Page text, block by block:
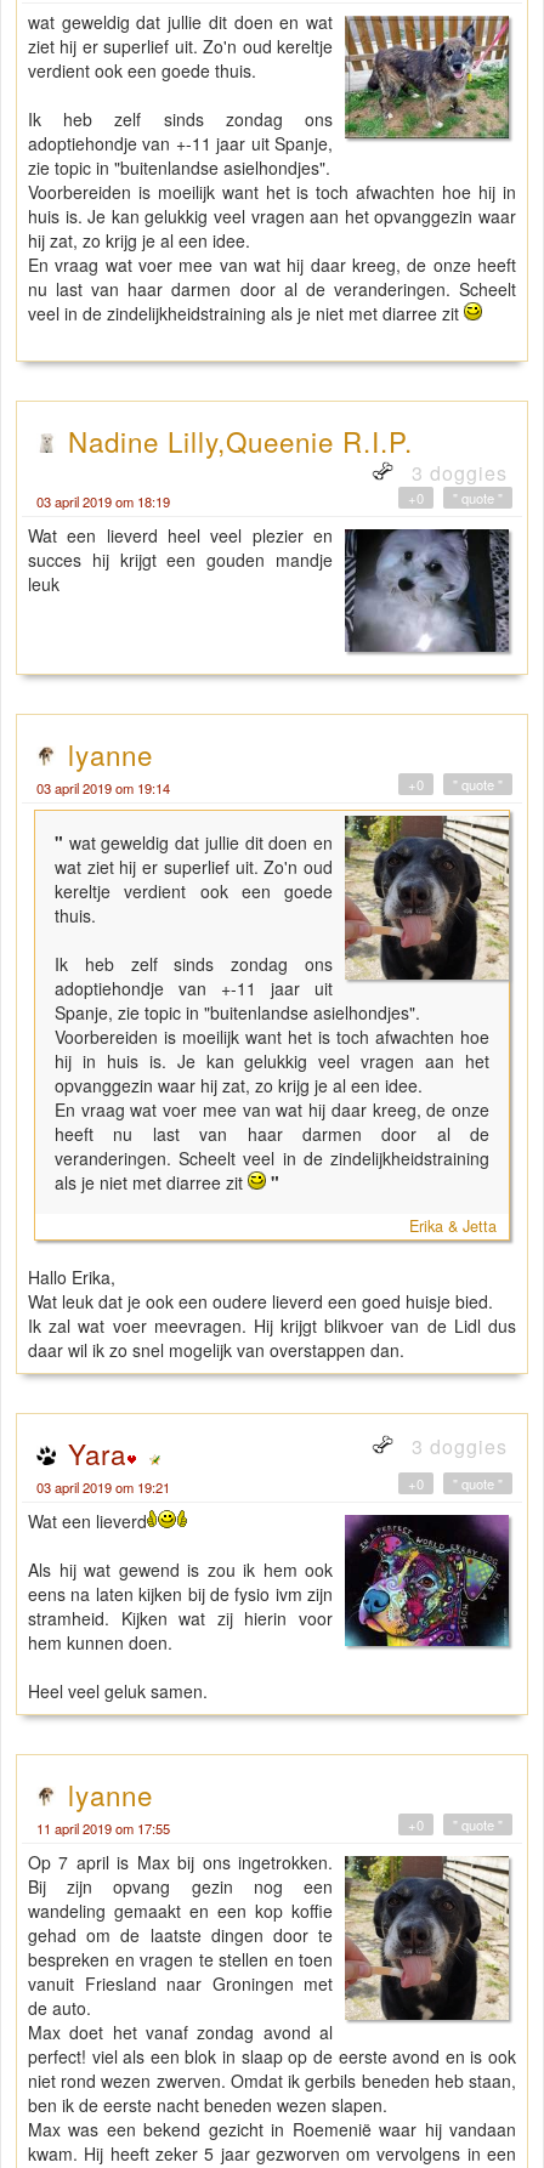
wat geweldig dat jullie dit doen en wat
ziet hij er superlief uit. Zo'n oud kereltje
verdient ook een goede thuis.
Ik heb zelf sinds zondag ons
adoptiehondje van +-11 jaar uit Spanje,
zie topic in "buitenlandse asielhondjes".
Voorbereiden is moeilijk want het is toch afwachten hoe hij in
huis is. Je kan gelukkig veel vragen aan het opvanggezin waar
hij zat, zo krijg je al een idee.
En vraag wat voer mee van wat hij daar kreeg, de onze heeft
nu last van haar darmen door al de veranderingen. Scheelt
veel in de zindelijkheidstraining als je niet met diarree zit
Nadine Lilly,Queenie R.I.P.
3 doggies
03 april 2019 om 18:19 " quote "
+0
Wat een lieverd heel veel plezier en
succes hij krijgt een gouden mandje
leuk
lyanne
03 april 2019 om 19:14 " quote "
+0
" wat geweldig dat jullie dit doen en
wat ziet hij er superlief uit. Zo'n oud
kereltje verdient ook een goede
thuis.
Ik heb zelf sinds zondag ons
adoptiehondje van +-11 jaar uit
Spanje, zie topic in "buitenlandse asielhondjes".
Voorbereiden is moeilijk want het is toch afwachten hoe
hij in huis is. Je kan gelukkig veel vragen aan het
opvanggezin waar hij zat, zo krijg je al een idee.
En vraag wat voer mee van wat hij daar kreeg, de onze
heeft nu last van haar darmen door al de
veranderingen. Scheelt veel in de zindelijkheidstraining
als je niet met diarree zit
"
Erika & Jetta
Hallo Erika,
Wat leuk dat je ook een oudere lieverd een goed huisje bied.
Ik zal wat voer meevragen. Hij krijgt blikvoer van de Lidl dus
daar wil ik zo snel mogelijk van overstappen dan.
Yara 3 doggies
03 april 2019 om 19:21 " quote "
+0
Wat een lieverd
Als hij wat gewend is zou ik hem ook
eens na laten kijken bij de fysio ivm zijn
stramheid. Kijken wat zij hierin voor
hem kunnen doen.
Heel veel geluk samen.
lyanne
11 april 2019 om 17:55 " quote "
+0
Op 7 april is Max bij ons ingetrokken.
Bij zijn opvang gezin nog een
wandeling gemaakt en een kop koffie
gehad om de laatste dingen door te
bespreken en vragen te stellen en toen
vanuit Friesland naar Groningen met
de auto.
Max doet het vanaf zondag avond al
perfect! viel als een blok in slaap op de eerste avond en is ook
niet rond wezen zwerven. Omdat ik gerbils beneden heb staan,
ben ik de eerste nacht beneden wezen slapen.
Max was een bekend gezicht in Roemenië waar hij vandaan
kwam. Hij heeft zeker 5 jaar gezworven om vervolgens in een